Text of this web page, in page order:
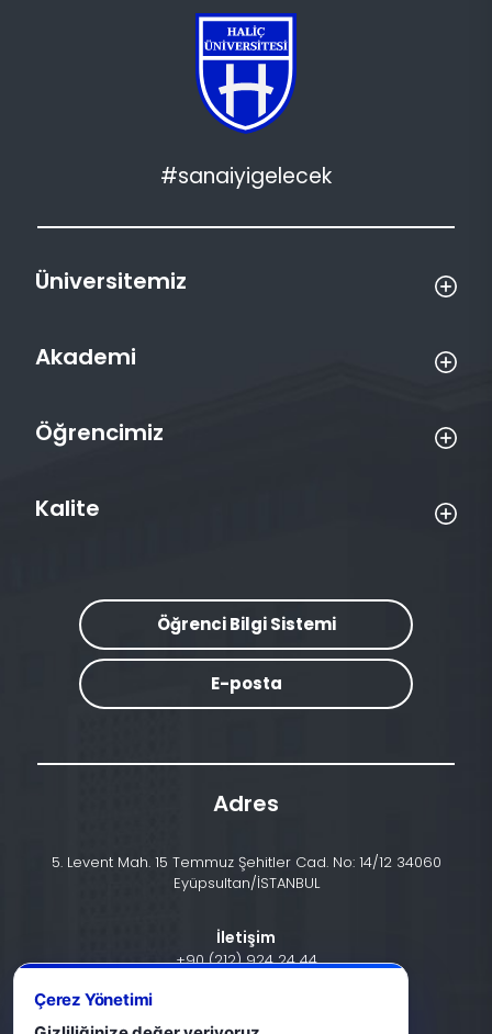
#sanaiyigelecek
Üniversitemiz
Akademi
Öğrencimiz
Kalite
Öğrenci Bilgi Sistemi
E-posta
Adres
5. Levent Mah. 15 Temmuz Şehitler Cad. No: 14/12 34060
Eyüpsultan/İSTANBUL
İletişim
+90 (212) 924 24 44
Çerez Yönetimi